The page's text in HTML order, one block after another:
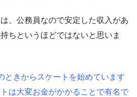
、公務員なので安定した収入があ
ちというほどではないと思いま
ときからスケートを始めています
は大変お金がかかることで有名で